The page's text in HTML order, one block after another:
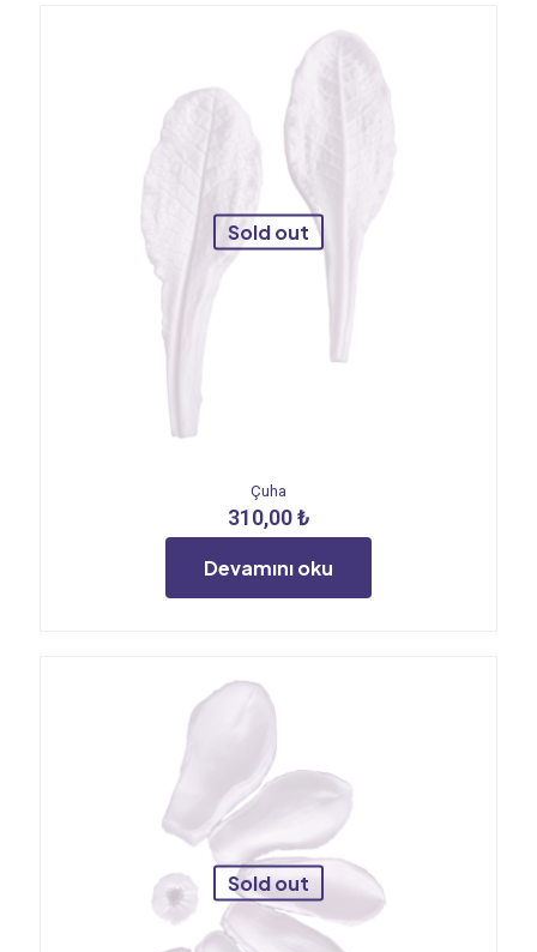
Sold out
Çuha
310,00₺
Devamını oku
Sold out